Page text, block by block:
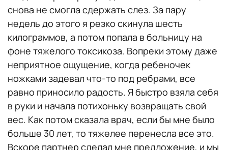
снова не смогла сдержать слез. За пару
недель до этого я резко скинула шесть
килограммов, а потом попала в больницу на
фоне тяжелого токсикоза. Вопреки этому даже
неприятное ощущение, когда ребеночек
ножками задевал что-то под ребрами, все
равно приносило радость. Я быстро взяла себя
в руки и начала потихоньку возвращать свой
вес. Как потом сказала врач, если бы мне было
больше 30 лет, то тяжелее перенесла все это.
Вскоре партнер сделал мне предложение, и мы